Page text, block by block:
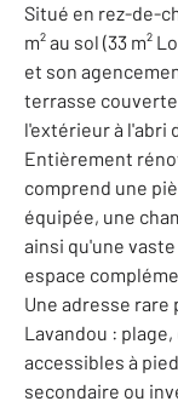
Situé en rez-de-
m² au sol (33 m²
et son
terrasse couverte
l'extérieur à l'abri
Entièrement
comprend une
équipée, une
ainsi qu'une
espace
Une adresse
Lavandou :
accessibles à
secondaire ou